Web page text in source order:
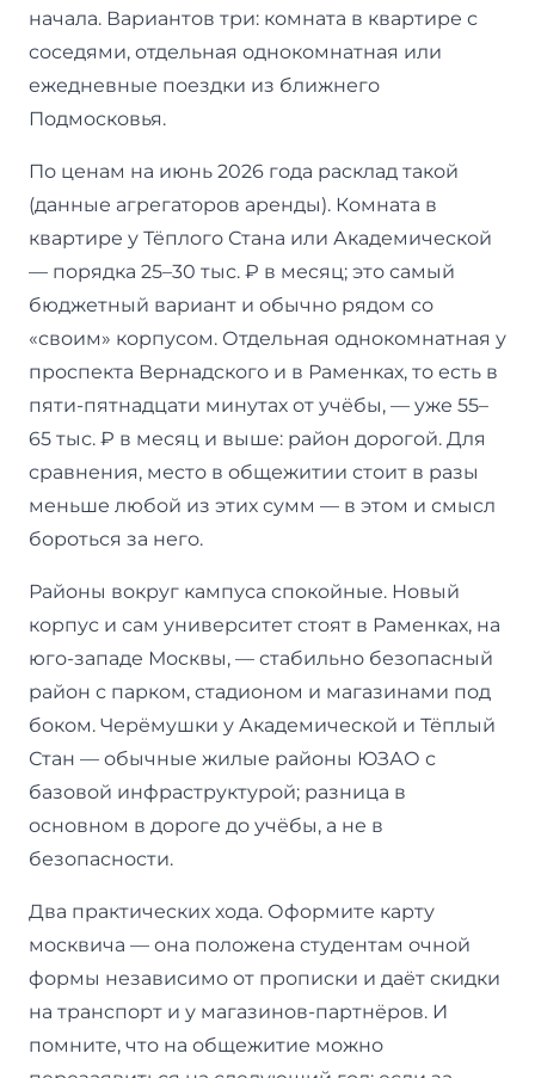
начала. Вариантов три: комната в квартире с
соседями, отдельная однокомнатная или
ежедневные поездки из ближнего
Подмосковья.
По ценам на июнь 2026 года расклад такой
(данные агрегаторов аренды). Комната в
квартире у Тёплого Стана или Академической
— порядка 25–30 тыс. ₽ в месяц; это самый
бюджетный вариант и обычно рядом со
«своим» корпусом. Отдельная однокомнатная у
проспекта Вернадского и в Раменках, то есть в
пяти-пятнадцати минутах от учёбы, — уже 55–
65 тыс. ₽ в месяц и выше: район дорогой. Для
сравнения, место в общежитии стоит в разы
меньше любой из этих сумм — в этом и смысл
бороться за него.
Районы вокруг кампуса спокойные. Новый
корпус и сам университет стоят в Раменках, на
юго-западе Москвы, — стабильно безопасный
район с парком, стадионом и магазинами под
боком. Черёмушки у Академической и Тёплый
Стан — обычные жилые районы ЮЗАО с
базовой инфраструктурой; разница в
основном в дороге до учёбы, а не в
безопасности.
Два практических хода. Оформите карту
москвича — она положена студентам очной
формы независимо от прописки и даёт скидки
на транспорт и у магазинов-партнёров. И
помните, что на общежитие можно